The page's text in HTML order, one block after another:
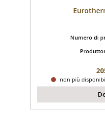
Numero di
non più